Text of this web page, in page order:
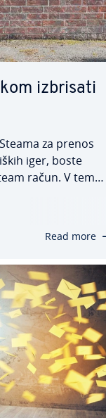
izbrisati
za prenos
iger, boste
račun. V tem
Steam. Če
Read more